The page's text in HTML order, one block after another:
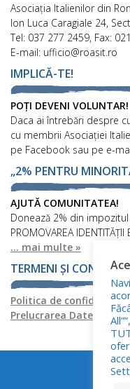
Asociaţia Italienilor din
Ion Luca Caragiale 24,
Tel: 037 277 2459, Fax:
E-mail: ufficio@roasit.ro
IMPLICĂ-TE!
POȚI DEVENI VOLUNTAR!
Daca ai întrebări despre
cu membrii Asociației
pe Facebook sau pe e-
„2% PENTRU
AJUTĂ COMUNITATEA!
Donează 2% din impozitul
PROMOVAREA
... mai multe »
TERMENI ȘI CONDIȚII
Politica de
Prelucrarea Datelor cu